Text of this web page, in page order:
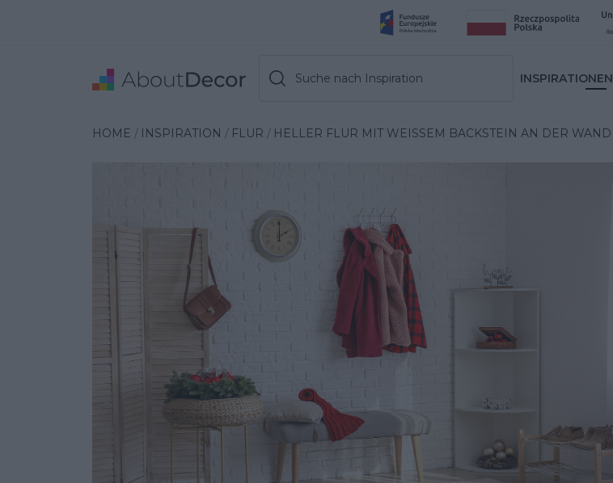
Suche nach Inspiration INSPIRATIONEN
HOME INSPIRATION FLUR HELLER FLUR MIT WEISSEM BACKSTEIN AN DER WAND